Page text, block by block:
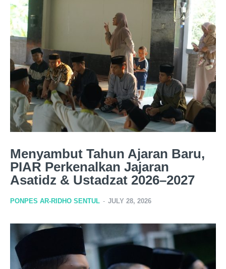
Menyambut Tahun Ajaran Baru,
PIAR Perkenalkan Jajaran
Asatidz & Ustadzat 2026–2027
PONPES AR-RIDHO SENTUL - JULY 28, 2026